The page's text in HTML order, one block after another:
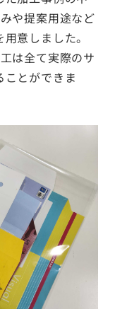
や提案用途など
意しました。
は全て実際のサ
ことができま